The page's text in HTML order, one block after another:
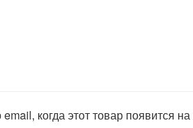
когда этот товар появится на